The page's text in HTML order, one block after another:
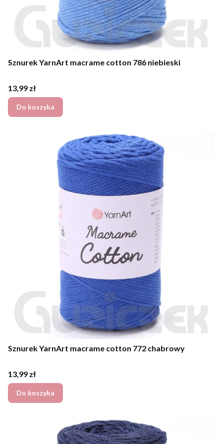
Sznurek YarnArt macrame cotton 786 niebieski
Cena
13,99 zł
Do koszyka
Sznurek YarnArt macrame cotton 772 chabrowy
Cena
13,99 zł
Do koszyka